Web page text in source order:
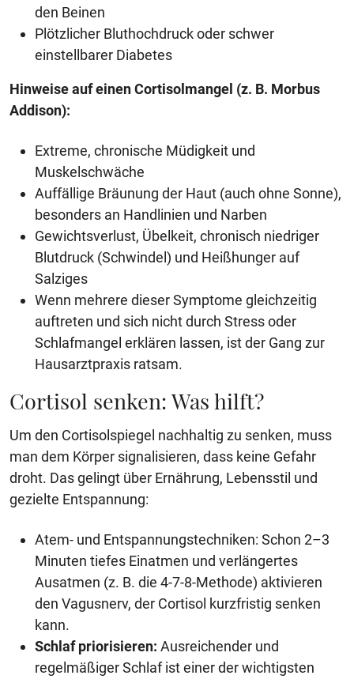
den Beinen
Plötzlicher Bluthochdruck oder schwer
einstellbarer Diabetes
Hinweise auf einen Cortisolmangel (z. B. Morbus
Addison):
Extreme, chronische Müdigkeit und
Muskelschwäche
Auffällige Bräunung der Haut (auch ohne Sonne),
besonders an Handlinien und Narben
Gewichtsverlust, Übelkeit, chronisch niedriger
Blutdruck (Schwindel) und Heißhunger auf
Salziges
Wenn mehrere dieser Symptome gleichzeitig
auftreten und sich nicht durch Stress oder
Schlafmangel erklären lassen, ist der Gang zur
Hausarztpraxis ratsam.
Cortisol senken: Was hilft?
Um den Cortisolspiegel nachhaltig zu senken, muss
man dem Körper signalisieren, dass keine Gefahr
droht. Das gelingt über Ernährung, Lebensstil und
gezielte Entspannung:
Atem- und Entspannungstechniken: Schon 2–3
Minuten tiefes Einatmen und verlängertes
Ausatmen (z. B. die 4-7-8-Methode) aktivieren
den Vagusnerv, der Cortisol kurzfristig senken
kann.
Schlaf priorisieren: Ausreichender und
regelmäßiger Schlaf ist einer der wichtigsten